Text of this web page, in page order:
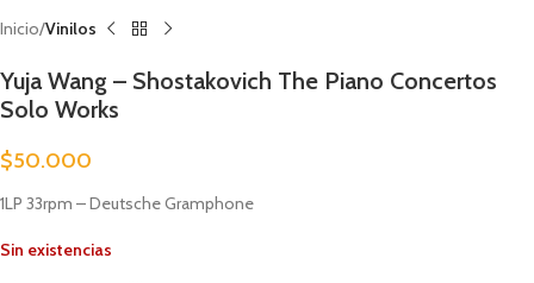
Inicio Vinilos
Yuja Wang – Shostakovich The Piano Concertos
Solo Works
$50.000
1LP 33rpm – Deutsche Gramphone
Sin existencias